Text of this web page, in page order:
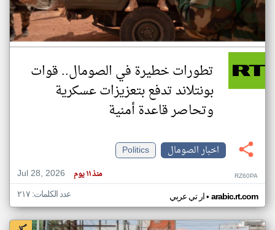
تطورات خطيرة في الصومال.. قوات
بونتلاند تدفع بتعزيزات عسكرية
وتحاصر قاعدة أمنية
اخبار الصومال
Politics
Jul 28, 2026
منذ ١١ يوم RZ60PA
ار تي عربي• arabic.rt.com عدد الكلمات: ٢١٧